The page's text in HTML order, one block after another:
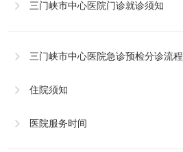
三门峡市中心医院门诊就诊须知
三门峡市中心医院急诊预检分诊流程
住院须知
医院服务时间